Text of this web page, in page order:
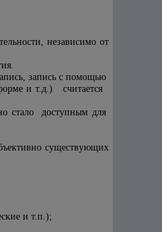
независимо от
запись с помощью
и т.д.) считается
стало доступным для
существующих
и т.п.);